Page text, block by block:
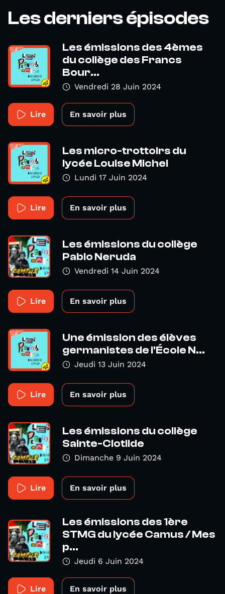
Les derniers épisodes
Les émissions des 4èmes
du collège des Francs
Bour...
Vendredi 28 Juin 2024
Lire En savoir plus
Les micro-trottoirs du
lycée Louise Michel
Lundi 17 Juin 2024
Lire En savoir plus
Les émissions du collège
Pablo Neruda
Vendredi 14 Juin 2024
Lire En savoir plus
Une émission des élèves
germanistes de l'École N...
Jeudi 13 Juin 2024
Lire En savoir plus
Les émissions du collège
Sainte-Clotilde
Dimanche 9 Juin 2024
Lire En savoir plus
Les émissions des 1ère
STMG du lycée Camus / Mes
p...
Jeudi 6 Juin 2024
Lire En savoir plus